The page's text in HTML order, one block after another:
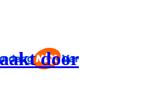
door